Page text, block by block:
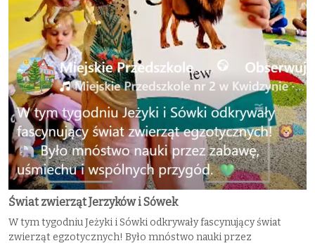
Świat zwierząt Jerzyków i Sówek
W tym tygodniu Jeżyki i Sówki odkrywały fascynujący świat
zwierząt egzotycznych! Było mnóstwo nauki przez